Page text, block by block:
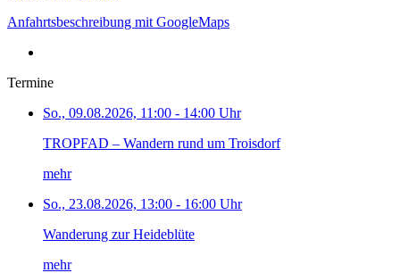
Anfahrtsbeschreibung mit GoogleMaps
Termine
So., 09.08.2026, 11:00 - 14:00 Uhr
TROPFAD – Wandern rund um Troisdorf
mehr
So., 23.08.2026, 13:00 - 16:00 Uhr
Wanderung zur Heideblüte
mehr